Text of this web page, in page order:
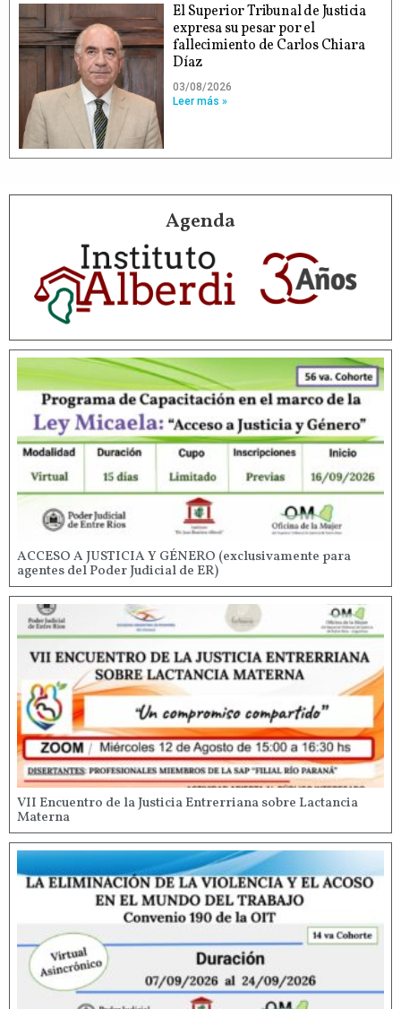
El Superior Tribunal de Justicia
expresa su pesar por el
fallecimiento de Carlos Chiara
Díaz
03/08/2026
Leer más »
Agenda
ACCESO A JUSTICIA Y GÉNERO (exclusivamente para
agentes del Poder Judicial de ER)
VII Encuentro de la Justicia Entrerriana sobre Lactancia
Materna